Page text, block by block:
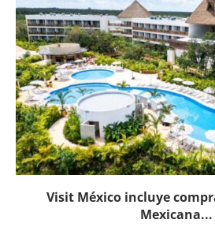
Visit México incluye
Mexicana...